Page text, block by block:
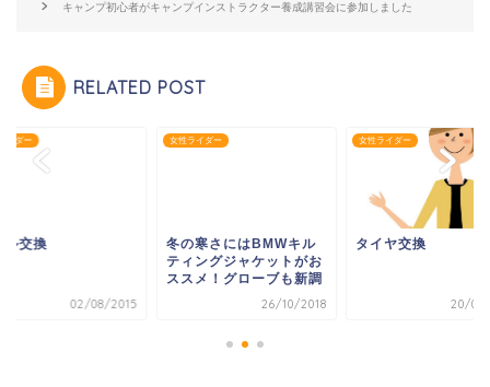
キャンプ初心者がキャンプインストラクター養成講習会に参加しました
RELATED POST
イダー
ル交換
02/08/2015
女性ライダー
冬の寒さにはBMWキル
ティングジャケットがお
ススメ！グローブも新調
26/10/2018
女性ライダー
タイヤ交換
20/05/